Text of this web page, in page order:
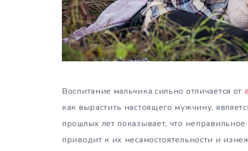
Воспитание мальчика сильно отличается от
как вырастить настоящего мужчину,
прошлых лет показывает, что
приводит к их несамостоятельности и